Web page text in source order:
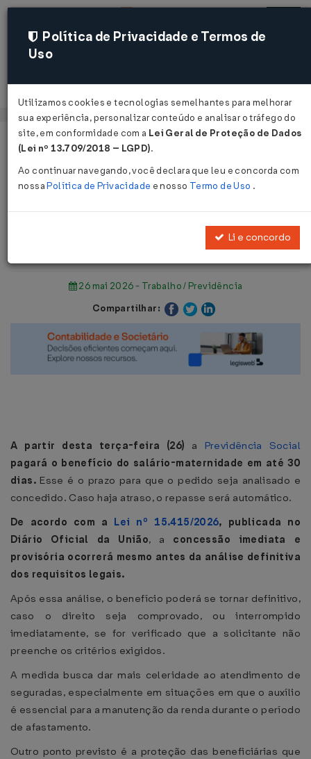
Acessar
Página Inicial
Notícias
INSS pagará salário-maternidade
em até 30 dias
26 mai 2026 - Trabalho / Previdência
Compartilhar:
A partir desta terça-feira (26) a Previdência Social
pagará o benefício do salário-maternidade em até 30
dias.Esse é o prazo para que o pedido seja analisado e
concedido. Caso haja atraso, o repasse será automático.
De acordo com a Lei nº 15.415/2026, publicada no
Diário Oficial da União, a concessão imediata e
provisória ocorrerá mesmo antes da análise definitiva
dos requisitos legais.
Após essa análise, o benefício poderá se tornar definitivo,
caso o direito seja comprovado, ou interrompido
imediatamente, se for verificado que a solicitante não
preenche os critérios exigidos.
A medida busca dar mais celeridade ao atendimento de
seguradas, especialmente em situações em que o auxílio
é essencial para a manutenção da renda durante o período
de afastamento.
Outro ponto previsto é a proteção das beneficiárias que
Política de Privacidade e Termos de
Uso
Utilizamos cookies e tecnologias semelhantes para melhorar
sua experiência, personalizar conteúdo e analisar o tráfego do
site, em conformidade com a Lei Geral de Proteção de Dados
(Lei nº 13.709/2018 – LGPD).
Ao continuar navegando, você declara que leu e concorda com
nossaPolítica de Privacidade e nosso Termo de Uso .
Li e concordo